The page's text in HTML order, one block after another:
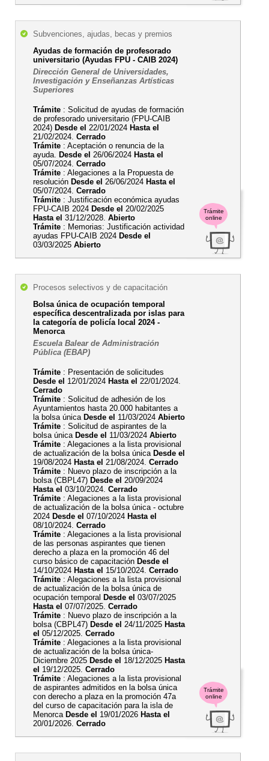
Trámite
online
Subvenciones, ajudas, becas y premios
Ayudas de formación de profesorado
universitario (Ayudas FPU - CAIB 2024)
Dirección General de Universidades,
Investigación y Enseñanzas Artísticas
Superiores
Trámite : Solicitud de ayudas de formación
de profesorado universitario (FPU-CAIB
2024) Desde el 22/01/2024 Hasta el
21/02/2024. Cerrado
Trámite : Aceptación o renuncia de la
ayuda. Desde el 26/06/2024 Hasta el
05/07/2024. Cerrado
Trámite : Alegaciones a la Propuesta de
resolución Desde el 26/06/2024 Hasta el
05/07/2024. Cerrado
Trámite : Justificación económica ayudas
FPU-CAIB 2024 Desde el 20/02/2025
Hasta el 31/12/2028. Abierto
Trámite : Memorias: Justificación actividad
ayudas FPU-CAIB 2024 Desde el
03/03/2025 Abierto
Trámite
online
Procesos selectivos y de capacitación
Bolsa única de ocupación temporal
específica descentralizada por islas para
la categoría de policía local 2024 -
Menorca
Escuela Balear de Administración
Pública (EBAP)
Trámite : Presentación de solicitudes
Desde el 12/01/2024 Hasta el 22/01/2024.
Cerrado
Trámite : Solicitud de adhesión de los
Ayuntamientos hasta 20.000 habitantes a
la bolsa única Desde el 11/03/2024 Abierto
Trámite : Solicitud de aspirantes de la
bolsa única Desde el 11/03/2024 Abierto
Trámite : Alegaciones a la lista provisional
de actualización de la bolsa única Desde el
19/08/2024 Hasta el 21/08/2024. Cerrado
Trámite : Nuevo plazo de inscripción a la
bolsa (CBPL47) Desde el 20/09/2024
Hasta el 03/10/2024. Cerrado
Trámite : Alegaciones a la lista provisional
de actualización de la bolsa única - octubre
2024 Desde el 07/10/2024 Hasta el
08/10/2024. Cerrado
Trámite : Alegaciones a la lista provisional
de las personas aspirantes que tienen
derecho a plaza en la promoción 46 del
curso básico de capacitación Desde el
14/10/2024 Hasta el 15/10/2024. Cerrado
Trámite : Alegaciones a la lista provisional
de actualización de la bolsa única de
ocupación temporal Desde el 03/07/2025
Hasta el 07/07/2025. Cerrado
Trámite : Nuevo plazo de inscripción a la
bolsa (CBPL47) Desde el 24/11/2025 Hasta
el 05/12/2025. Cerrado
Trámite : Alegaciones a la lista provisional
de actualización de la bolsa única-
Diciembre 2025 Desde el 18/12/2025 Hasta
el 19/12/2025. Cerrado
Trámite : Alegaciones a la lista provisional
de aspirantes admitidos en la bolsa única
con derecho a plaza en la promoción 47a
del curso de capacitación para la isla de
Menorca Desde el 19/01/2026 Hasta el
20/01/2026. Cerrado